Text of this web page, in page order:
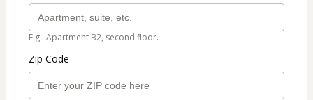
E.g.: Apartment B2, second floor.
Zip Code